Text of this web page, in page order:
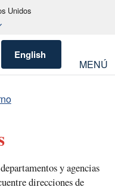
Unidos
English
MENÚ
y agencias
direcciones de